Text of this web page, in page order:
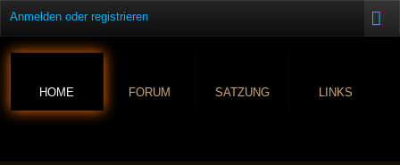
Anmelden oder registrieren
HOME FORUM SATZUNG LINKS